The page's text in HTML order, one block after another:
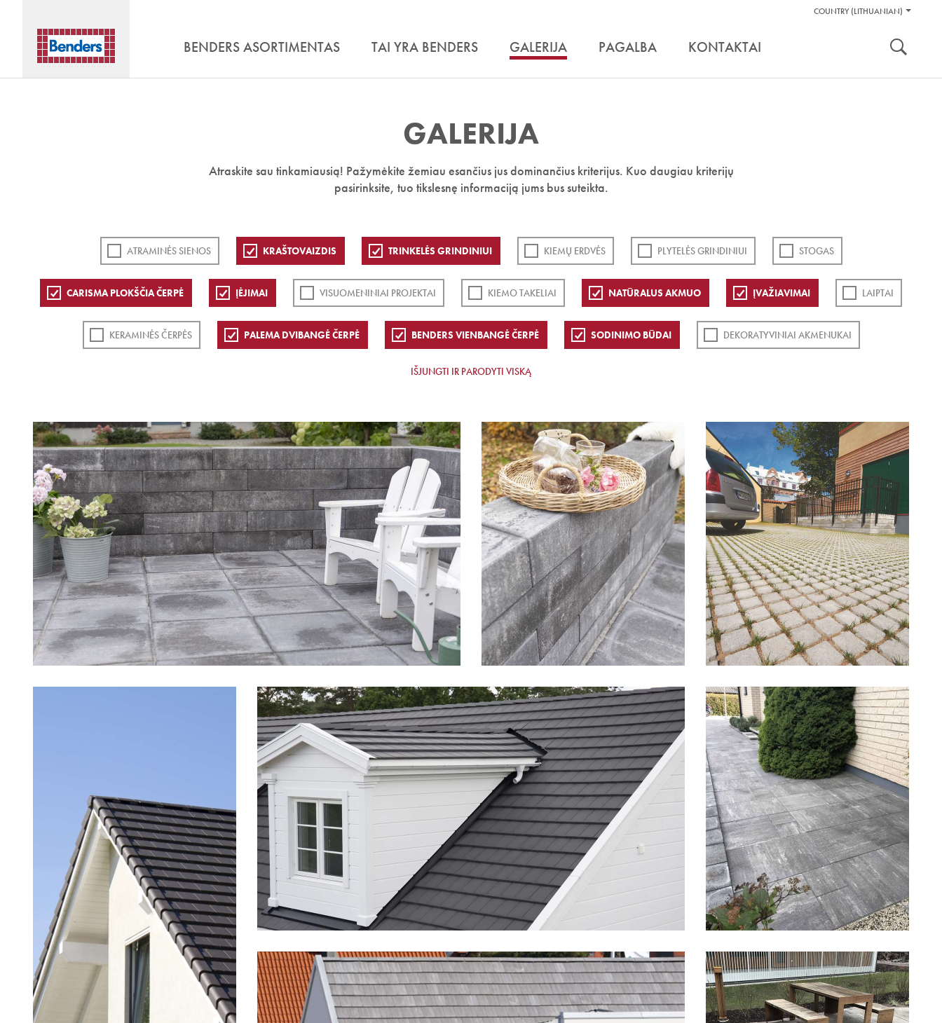
Pagalbos
COUNTRY (LITHUANIAN)
BENDERS ASORTIMENTAS TAI YRA BENDERS GALERIJA PAGALBA KONTAKTAI
GALERIJA
Atraskite sau tinkamiausią! Pažymėkite žemiau esančius jus dominančius kriterijus. Kuo daugiau kriterijų
pasirinksite, tuo tikslesnę informaciją jums bus suteikta.
ATRAMINĖS SIENOS KRAŠTOVAIZDIS TRINKELĖS GRINDINIUI KIEMŲ ERDVĖS PLYTELĖS GRINDINIUI STOGAS
CARISMA PLOKŠČIA ČERPĖ ĮĖJIMAI VISUOMENINIAI PROJEKTAI KIEMO TAKELIAI NATŪRALUS AKMUO ĮVAŽIAVIMAI LAIPTAI
KERAMINĖS ČERPĖS PALEMA DVIBANGĖ ČERPĖ BENDERS VIENBANGĖ ČERPĖ SODINIMO BŪDAI DEKORATYVINIAI AKMENUKAI
IŠJUNGTI IR PARODYTI VISKĄ